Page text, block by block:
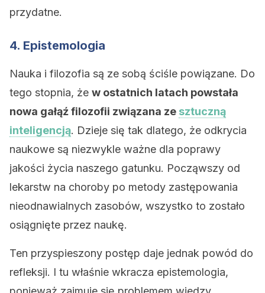
przydatne.
4. Epistemologia
Nauka i filozofia są ze sobą ściśle powiązane. Do
tego stopnia, że w ostatnich latach powstała
nowa gałąź filozofii związana ze sztuczną
inteligencją. Dzieje się tak dlatego, że odkrycia
naukowe są niezwykle ważne dla poprawy
jakości życia naszego gatunku. Począwszy od
lekarstw na choroby po metody zastępowania
nieodnawialnych zasobów, wszystko to zostało
osiągnięte przez naukę.
Ten przyspieszony postęp daje jednak powód do
refleksji. I tu właśnie wkracza epistemologia,